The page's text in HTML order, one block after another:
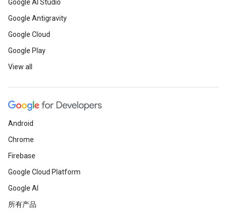
Google AI Studio
Google Antigravity
Google Cloud
Google Play
View all
Android
Chrome
Firebase
Google Cloud Platform
Google AI
所有产品